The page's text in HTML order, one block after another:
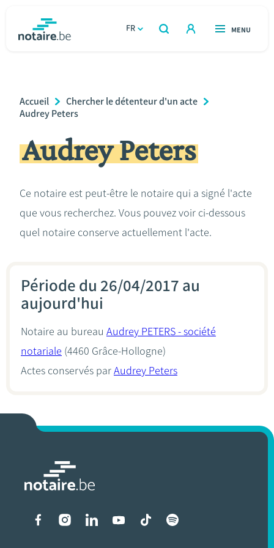
FR
OUVERT
RECHERCHER
OUVERT
MENU
Relations et vivre ensemble
Héritage et donations
Le notaire
Breadcrumb
Accueil
Chercher le détenteur d'un acte
Audrey Peters
Audrey Peters
Ce notaire est peut-être le notaire qui a signé l'acte
que vous recherchez. Vous pouvez voir ci-dessous
quel notaire conserve actuellement l'acte.
Période du 26/04/2017 au
aujourd'hui
Notaire au bureau Audrey PETERS - société
notariale (4460 Grâce-Hollogne)
Actes conservés parAudrey Peters
Liens vers les réseaux